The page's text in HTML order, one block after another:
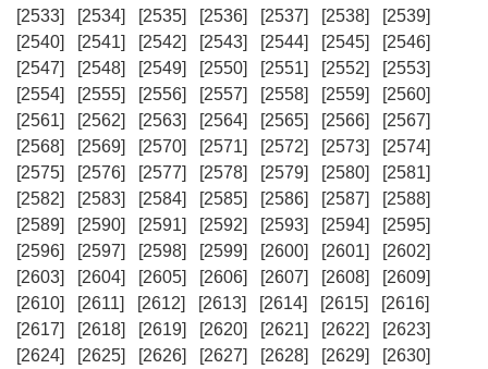
[2533]
[2534] [2535] [2536] [2537] [2538]
[2539]
[2540]
[2541] [2542] [2543] [2544] [2545]
[2546]
[2547]
[2548] [2549] [2550] [2551] [2552]
[2553]
[2554]
[2555] [2556] [2557] [2558] [2559]
[2560]
[2561]
[2562] [2563] [2564] [2565] [2566]
[2567]
[2568]
[2569] [2570] [2571] [2572] [2573]
[2574]
[2575]
[2576] [2577] [2578] [2579] [2580]
[2581]
[2582]
[2583] [2584] [2585] [2586] [2587]
[2588]
[2589]
[2590] [2591] [2592] [2593] [2594]
[2595]
[2596]
[2597] [2598] [2599] [2600] [2601]
[2602]
[2603]
[2604] [2605] [2606] [2607] [2608]
[2609]
[2610]
[2611] [2612] [2613] [2614] [2615]
[2616]
[2617]
[2618] [2619] [2620] [2621] [2622]
[2623]
[2624]
[2625] [2626] [2627] [2628] [2629]
[2630]